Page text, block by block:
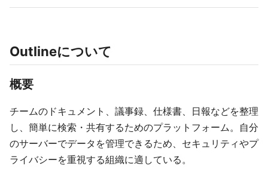
Outlineについて
概要
チームのドキュメント、議事録、仕様書、日報などを整理
し、簡単に検索・共有するためのプラットフォーム。自分
のサーバーでデータを管理できるため、セキュリティやプ
ライバシーを重視する組織に適している。